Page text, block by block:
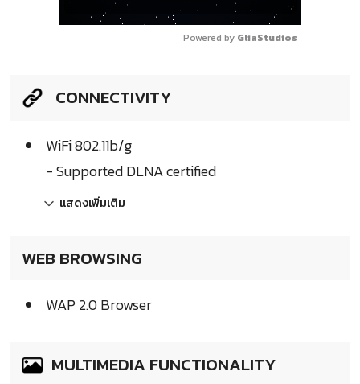
Powered by GliaStudios
CONNECTIVITY
WiFi 802.11b/g
- Supported DLNA certified
แสดงเพิ่มเติม
WEB BROWSING
WAP 2.0 Browser
MULTIMEDIA FUNCTIONALITY